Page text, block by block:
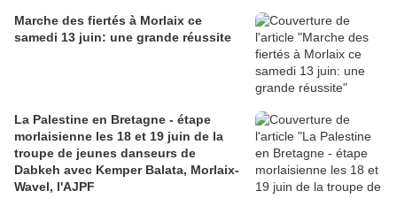
Marche des fiertés à Morlaix ce
samedi 13 juin: une grande réussite
La Palestine en Bretagne - étape
morlaisienne les 18 et 19 juin de la
troupe de jeunes danseurs de
Dabkeh avec Kemper Balata, Morlaix-
Wavel, l'AJPF